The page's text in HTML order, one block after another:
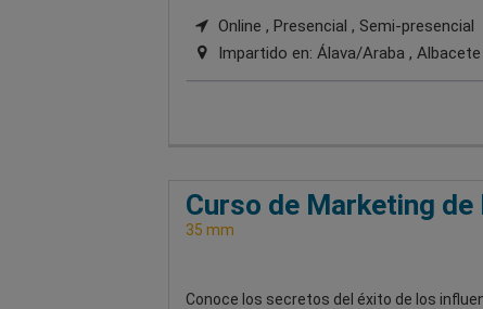
Online , Presencial , Semi-presencial
Impartido en: Álava/Araba ,
Curso de Marketing de
35 mm
Conoce los secretos del éxito de los